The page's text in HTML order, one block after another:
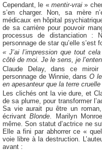
Cependant, le « mentir-vrai»
s’en charger. Non, sa mère
médicaux en hôpital
de sa carrière pour pouvoir
processus de distanciation :
personnage de star qu’elle s’est
« J’ai l’impression que tout
côté de moi. Je le sens, je
Claude Delay, dans ce
personnage de Winnie, dansO
en apesanteur que la terre
Les clichés ont la vie dure, et
de sa plume, pour transformer
Sa vie aurait pu être un
écrivantBlonde . Marilyn
même. Son statut d’actrice ne
Elle a fini par abhorrer ce «
voie libre à la destruction.
avant :